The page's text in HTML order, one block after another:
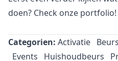
doen? Check onze portfolio!
Categorien: Activatie
Events
Huishoudbeurs